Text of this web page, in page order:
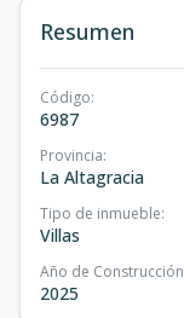
Resumen
Código:
6987
Provincia:
La Altagracia
Tipo de inmueble:
Villas
Año de Construcción
2025